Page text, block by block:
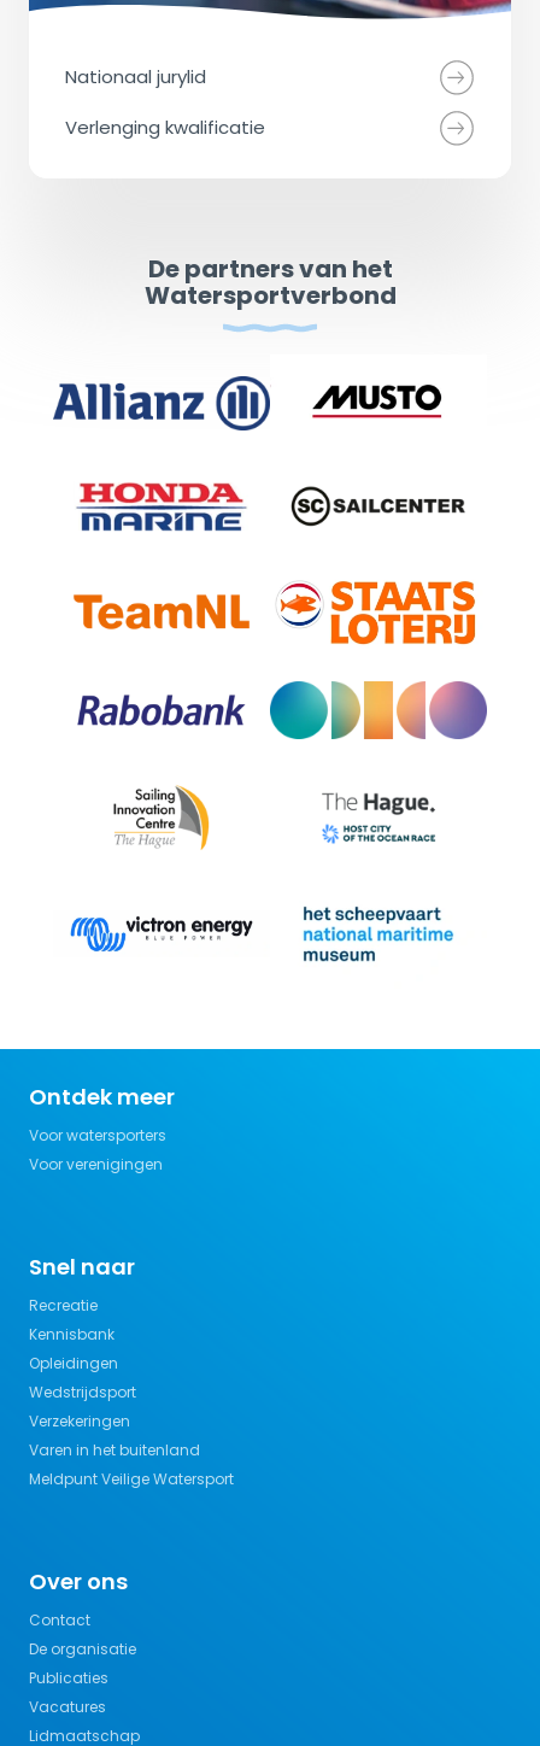
Nationaal jurylid
Verlenging kwalificatie
De partners van het
Watersportverbond
Ontdek meer
Voor watersporters
Voor verenigingen
Snel naar
Recreatie
Kennisbank
Opleidingen
Wedstrijdsport
Verzekeringen
Varen in het buitenland
Meldpunt Veilige Watersport
Over ons
Contact
De organisatie
Publicaties
Vacatures
Lidmaatschap